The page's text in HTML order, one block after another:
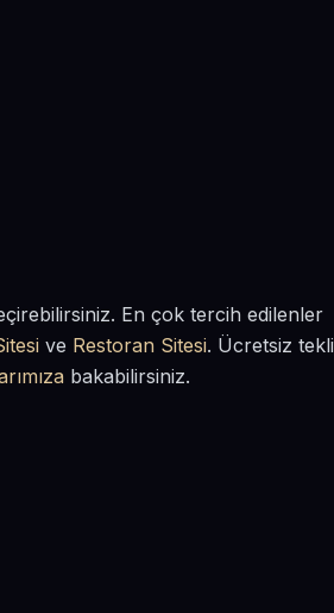
En çok tercih edilenler
ve Restoran Sitesi. Ücretsiz
bakabilirsiniz.